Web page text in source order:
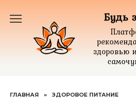
содержанию
Будь
здоровью
ГЛАВНАЯ » ЗДОРОВОЕ ПИТАНИЕ